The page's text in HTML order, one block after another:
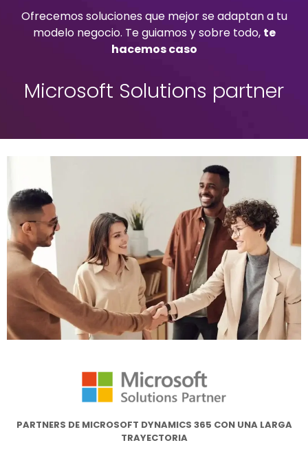
Ofrecemos soluciones que mejor se adaptan a tu
modelo negocio. Te guiamos y sobre todo, te
hacemos caso
Microsoft Solutions partner
PARTNERS DE MICROSOFT DYNAMICS 365 CON UNA LARGA
TRAYECTORIA